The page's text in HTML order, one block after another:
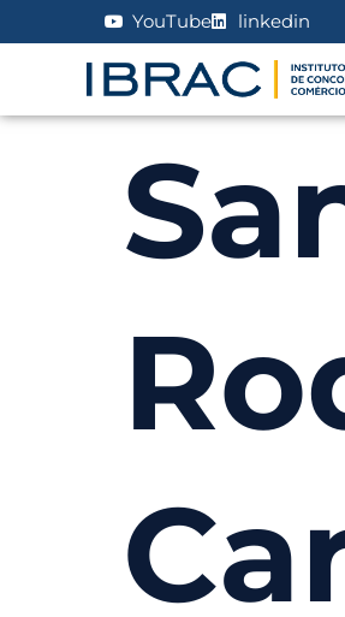
YouTube linkedin